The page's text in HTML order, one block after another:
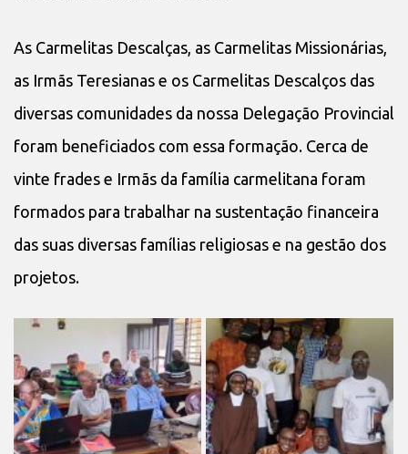
As Carmelitas Descalças, as Carmelitas Missionárias,
as Irmãs Teresianas e os Carmelitas Descalços das
diversas comunidades da nossa Delegação Provincial
foram beneficiados com essa formação. Cerca de
vinte frades e Irmãs da família carmelitana foram
formados para trabalhar na sustentação financeira
das suas diversas famílias religiosas e na gestão dos
projetos.